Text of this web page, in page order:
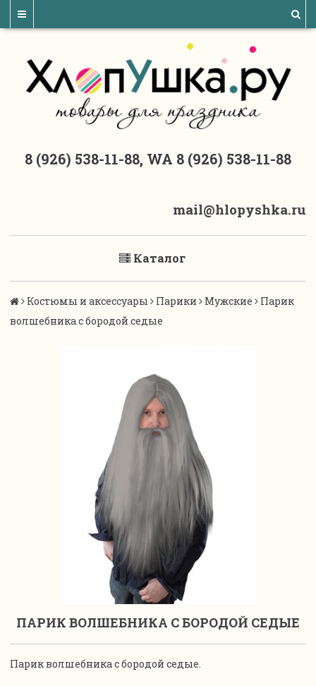
8 (926) 538-11-88, WA 8 (926) 538-11-88
mail@hlopyshka.ru
Каталог
Костюмы и аксессуары Парики Мужские
Парик
волшебника с бородой седые
ПАРИК ВОЛШЕБНИКА С БОРОДОЙ СЕДЫЕ
Парик волшебника с бородой седые.